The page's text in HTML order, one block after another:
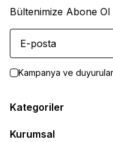
Bültenimize Abone Ol
Kampanya ve
Kategoriler
Kurumsal